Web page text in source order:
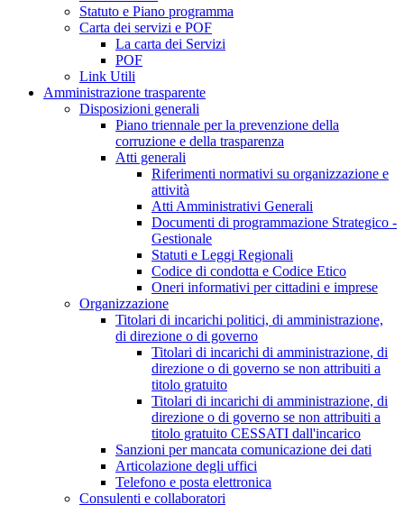
Statuto e Piano programma
Carta dei servizi e POF
La carta dei Servizi
POF
Link Utili
Amministrazione trasparente
Disposizioni generali
Piano triennale per la prevenzione della
corruzione e della trasparenza
Atti generali
Riferimenti normativi su organizzazione e
attività
Atti Amministrativi Generali
Documenti di programmazione Strategico -
Gestionale
Statuti e Leggi Regionali
Codice di condotta e Codice Etico
Oneri informativi per cittadini e imprese
Organizzazione
Titolari di incarichi politici, di amministrazione,
di direzione o di governo
Titolari di incarichi di amministrazione, di
direzione o di governo se non attribuiti a
titolo gratuito
Titolari di incarichi di amministrazione, di
direzione o di governo se non attribuiti a
titolo gratuito CESSATI dall'incarico
Sanzioni per mancata comunicazione dei dati
Articolazione degli uffici
Telefono e posta elettronica
Consulenti e collaboratori